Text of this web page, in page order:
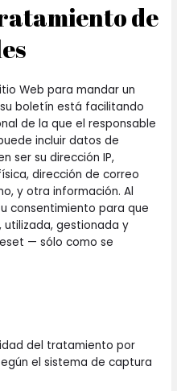
de
Web para mandar un
boletín está facilitando
de la que el responsable
incluir datos de
ser su dirección IP,
dirección de correo
y otra información. Al
consentimiento para que
utilizada, gestionada y
— sólo como se
del tratamiento por
el sistema de captura